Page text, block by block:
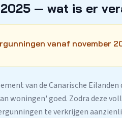
— wat is er
vanaf november
van de Canarische
woningen' goed. Zodra deze
te verkrijgen